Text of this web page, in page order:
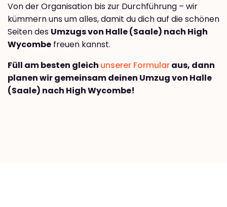
Von der Organisation bis zur Durchführung – wir
kümmern uns um alles, damit du dich auf die schönen
Seiten des Umzugs von Halle (Saale) nach High
Wycombe freuen kannst.
Füll am besten gleich unserer Formularaus, dann
planen wir gemeinsam deinen Umzug von Halle
(Saale) nach High Wycombe!